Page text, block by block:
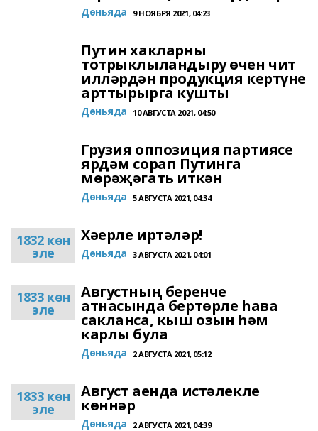
Дөньяда 9 НОЯБРЯ 2021, 04:23
Путин хакларны
тотрыклыландыру өчен чит
илләрдән продукция кертүне
арттырырга кушты
Дөньяда 10 АВГУСТА 2021, 04:50
Грузия оппозиция партиясе
ярдәм сорап Путинга
мөрәҗәгать иткән
Дөньяда 5 АВГУСТА 2021, 04:34
1832 көн
эле
Хәерле иртәләр!
Дөньяда 3 АВГУСТА 2021, 04:01
1833 көн
эле
Августның беренче
атнасында бертөрле һава
сакланса, кыш озын һәм
карлы була
Дөньяда 2 АВГУСТА 2021, 05:12
1833 көн
эле
Август аенда истәлекле
көннәр
Дөньяда 2 АВГУСТА 2021, 04:39